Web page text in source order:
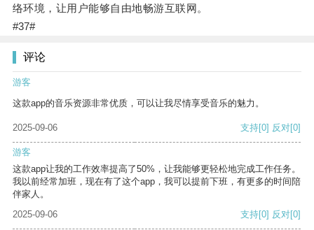
络环境，让用户能够自由地畅游互联网。
#37#
评论
游客
这款app的音乐资源非常优质，可以让我尽情享受音乐的魅力。
2025-09-06 支持[0] 反对[0]
游客
这款app让我的工作效率提高了50%，让我能够更轻松地完成工作任务。
我以前经常加班，现在有了这个app，我可以提前下班，有更多的时间陪
伴家人。
2025-09-06
支持[0] 反对[0]